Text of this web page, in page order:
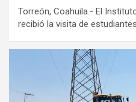
Torreón, Coahuila.- El
recibió la visita de